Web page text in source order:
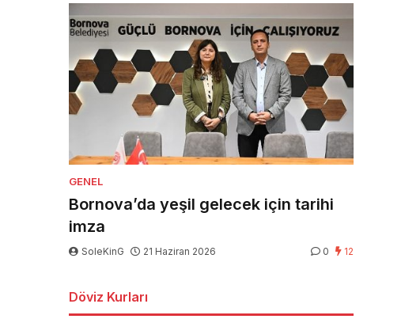
GENEL
Bornova’da yeşil gelecek için tarihi
imza
SoleKinG 21 Haziran 2026 0 12
Döviz Kurları